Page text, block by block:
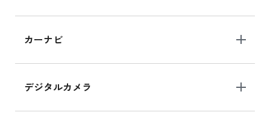
カーナビ
デジタルカメラ